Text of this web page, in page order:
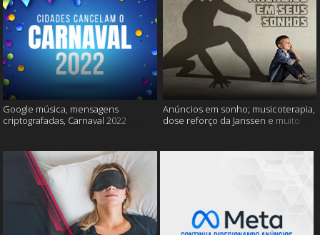
Google música, mensagens
criptografadas, Carnaval 2022
Anúncios em sonho; musicoterapia,
dose reforço da Janssen e muito